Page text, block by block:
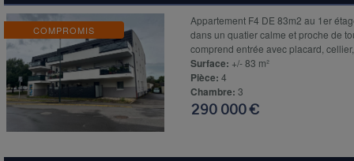
COMPROMIS
Appartement F4 DE 83m2 au 1er
dans un quatier calme et proche de
comprend entrée avec placard,
Surface: +/- 83 m²
Pièce: 4
Chambre: 3
290 000 €